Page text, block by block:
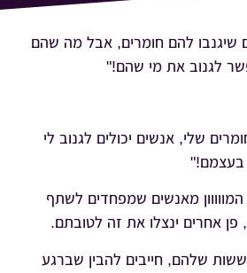
שיגנבו להם חומרים, אבל מה שהם
לגנוב את מי שהם!"
שלי, אנשים יכולים לגנוב לי
בעצמם!"
מאנשים שמפחדים לשתף
פן אחרים ינצלו את זה לטובתם.
שלהם, חייבים להבין שברגע